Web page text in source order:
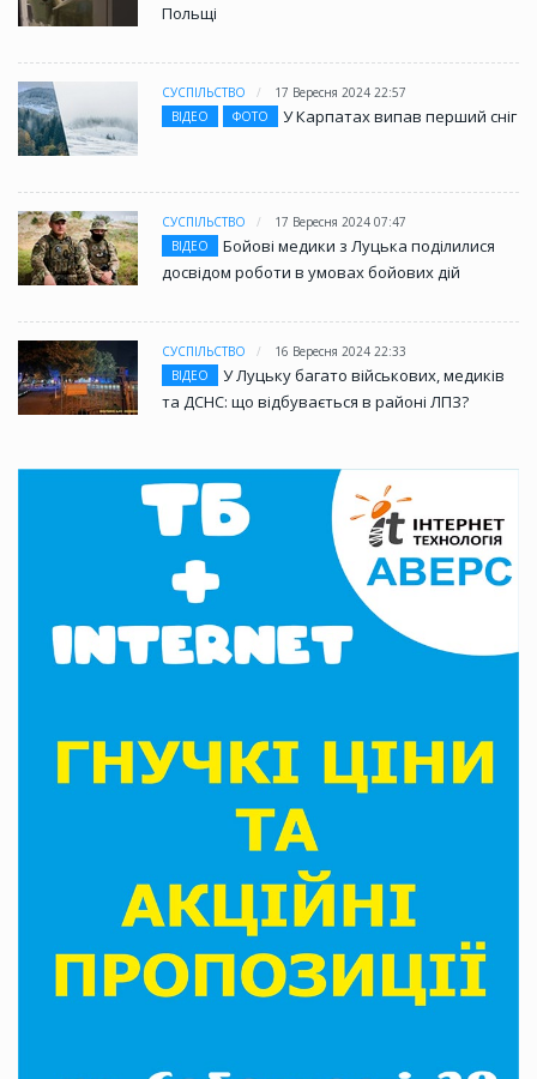
Польщі
СУСПІЛЬСТВО
17 Вересня 2024 22:57
ВІДЕО
ФОТО У Карпатах випав перший сніг
СУСПІЛЬСТВО
17 Вересня 2024 07:47
ВІДЕО
Бойові медики з Луцька поділилися
досвідом роботи в умовах бойових дій
СУСПІЛЬСТВО
16 Вересня 2024 22:33
ВІДЕО
У Луцьку багато військових, медиків
та ДСНС: що відбувається в районі ЛПЗ?